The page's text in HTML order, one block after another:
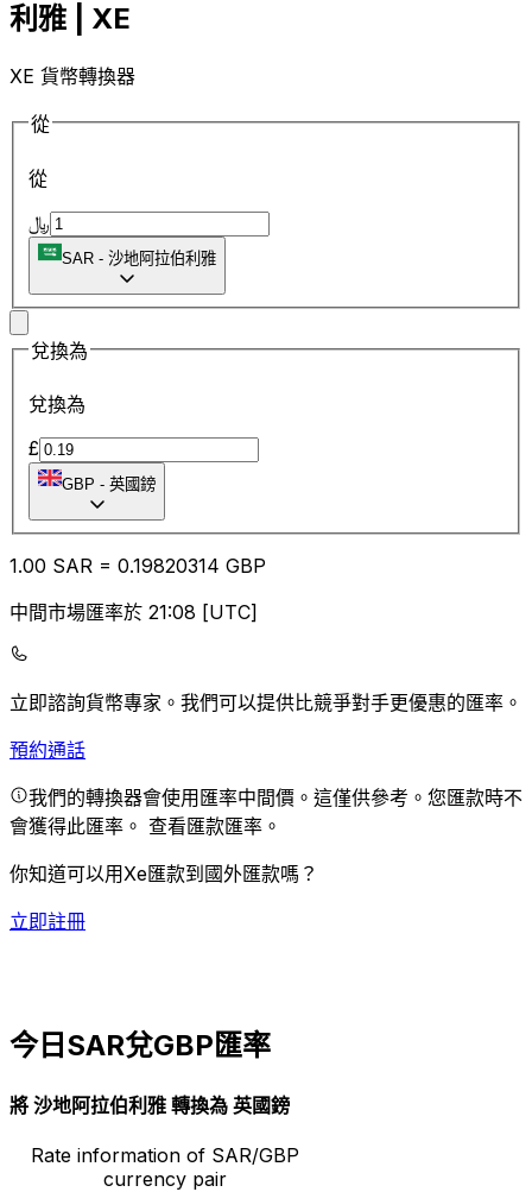
利雅 | XE
XE 貨幣轉換器
從
從
﷼
SAR - 沙地阿拉伯利雅
兌換為
兌換為
£
GBP - 英國鎊
1.00 SAR = 0.19820314 GBP
中間市場匯率於 21:08 [UTC]
立即諮詢貨幣專家。 我們可以提供比競爭對手更優惠的匯率。
預約通話
我們的轉換器會使用匯率中間價。這僅供參考。您匯款時不
會獲得此匯率。 查看匯款匯率。
你知道可以用Xe匯款到國外匯款嗎？
立即註冊
今日SAR兌GBP匯率
將 沙地阿拉伯利雅 轉換為 英國鎊
Rate information of SAR/GBP
currency pair